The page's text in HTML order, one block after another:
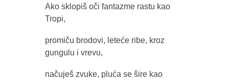
Ako sklopiš oči fantazme rastu kao
Tropi,
promiču brodovi, leteće ribe, kroz
gungulu i vrevu,
načuješ zvuke, pluća se šire kao